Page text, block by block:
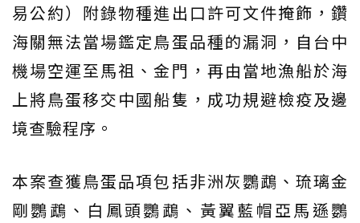
易公約）附錄物種進出口許可文件掩飾，鑽
海關無法當場鑑定鳥蛋品種的漏洞，自台中
機場空運至馬祖、金門，再由當地漁船於海
上將鳥蛋移交中國船隻，成功規避檢疫及邊
境查驗程序。
本案查獲鳥蛋品項包括非洲灰鸚鵡、琉璃金
剛鸚鵡、白鳳頭鸚鵡、黃翼藍帽亞馬遜鸚